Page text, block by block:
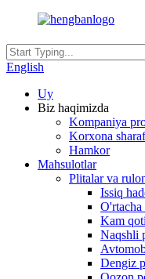
English
Uy
Biz haqimizda
Kompaniya
Korxona
Hamkor
Mahsulotlar
Plitalar va
Issiq
Kam
Naqshli
Dengiz